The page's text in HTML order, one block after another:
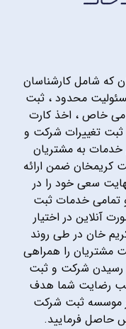
شامل کارشناسان
محدود ، ثبت
خاص ، اخذ کارت
ثبت تغییرات شرکت و
خدمات به مشتریان
کریمخان ضمن ارائه
سعی خود را در
تمامی خدمات ثبت
آنلاین در اختیار
خان در طی روند
مشتریان را همراهی
رسیدن شرکت و ثبت
جلب رضایت شما هدف
موسسه ثبت شرکت